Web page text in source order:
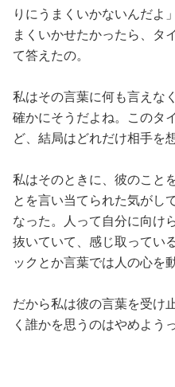
りにうまくいかないんだよ
まくいかせたかったら、タ
て答えたの。
私はその言葉に何も言えな
確かにそうだよね。このタ
ど、結局はどれだけ相手を
私はそのときに、彼のこと
とを言い当てられた気がし
なった。人って自分に向け
抜いていて、感じ取ってい
ックとか言葉では人の心を
だから私は彼の言葉を受け
く誰かを思うのはやめよう